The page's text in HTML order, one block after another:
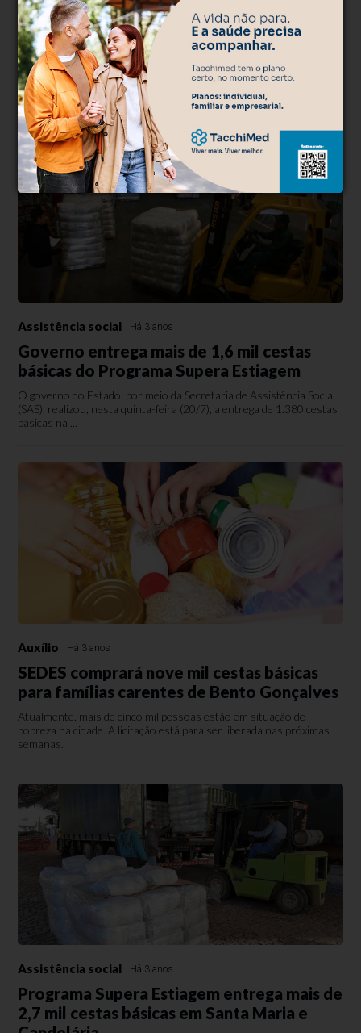
Programa Volta por Cima fará pagamento
de auxílio financeiro a vítimas do ciclone
extratropical de junho
Pouco mais de um mês depois da passagem pelo Rio Grande do Sul
do ciclone extratropical que provocou o maior número de mortes
por desastre natural ...
Assistência social Há 3 anos
Governo entrega mais de 1,6 mil cestas
básicas do Programa Supera Estiagem
O governo do Estado, por meio da Secretaria de Assistência Social
(SAS), realizou, nesta quinta-feira (20/7), a entrega de 1.380 cestas
básicas na ...
Auxílio Há 3 anos
SEDES comprará nove mil cestas básicas
para famílias carentes de Bento Gonçalves
Atualmente, mais de cinco mil pessoas estão em situação de
pobreza na cidade. A licitação está para ser liberada nas próximas
semanas.
Assistência social Há 3 anos
Programa Supera Estiagem entrega mais de
2,7 mil cestas básicas em Santa Maria e